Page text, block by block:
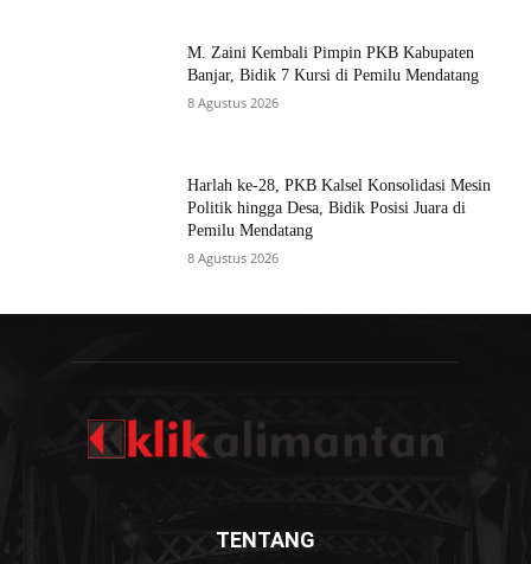
M. Zaini Kembali Pimpin PKB Kabupaten
Banjar, Bidik 7 Kursi di Pemilu Mendatang
8 Agustus 2026
Harlah ke-28, PKB Kalsel Konsolidasi Mesin
Politik hingga Desa, Bidik Posisi Juara di
Pemilu Mendatang
8 Agustus 2026
TENTANG